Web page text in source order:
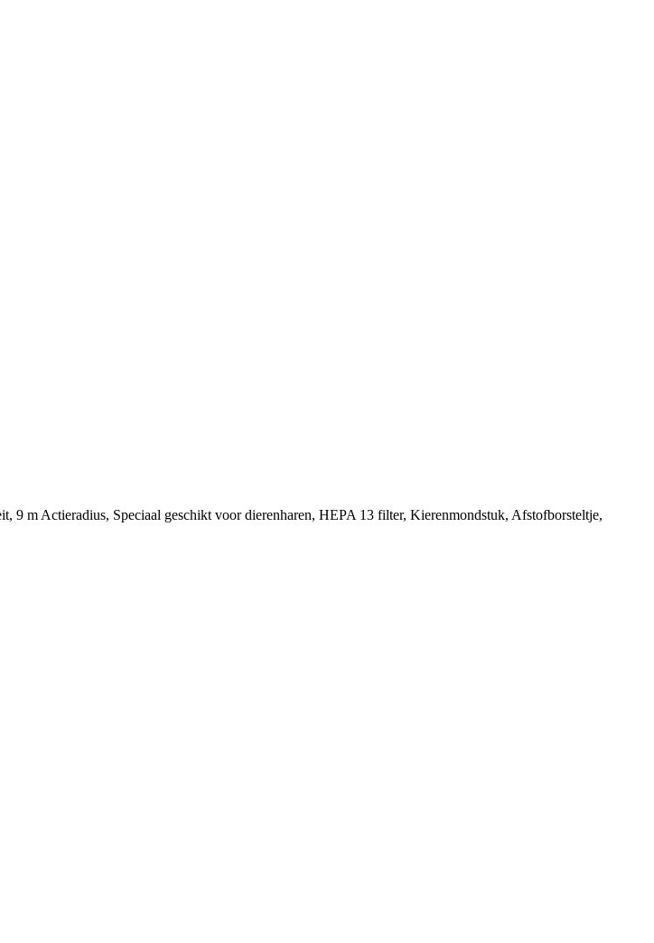
9 m Actieradius, Speciaal geschikt voor dierenharen, HEPA 13 filter, Kierenmondstuk, Afstofborsteltje,